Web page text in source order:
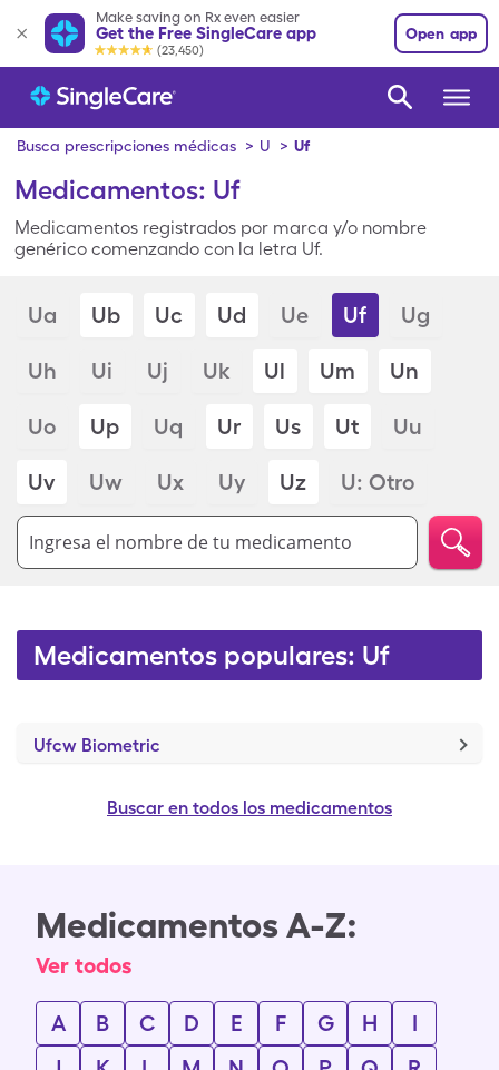
Make saving on Rx even easier
Get the Free SingleCare app
(23,450)
Open app
Busca prescripciones médicas > U > Uf
Medicamentos: Uf
Medicamentos registrados por marca y/o nombre
genérico comenzando con la letra Uf.
Ua Ub Uc Ud Ue Uf Ug
Uh Ui Uj Uk Ul Um Un
Uo Up Uq Ur Us Ut Uu
Uv Uw Ux Uy Uz U: Otro
Ingresa el nombre de tu medicamento
Medicamentos populares: Uf
Ufcw Biometric
Buscar en todos los medicamentos
Medicamentos A-Z:
Ver todos
A B C D E F G H
I